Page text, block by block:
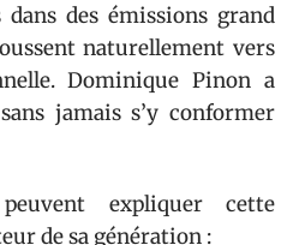
dans des émissions grand
naturellement vers
Dominique Pinon a
jamais s’y conformer
expliquer cette
de sa génération :